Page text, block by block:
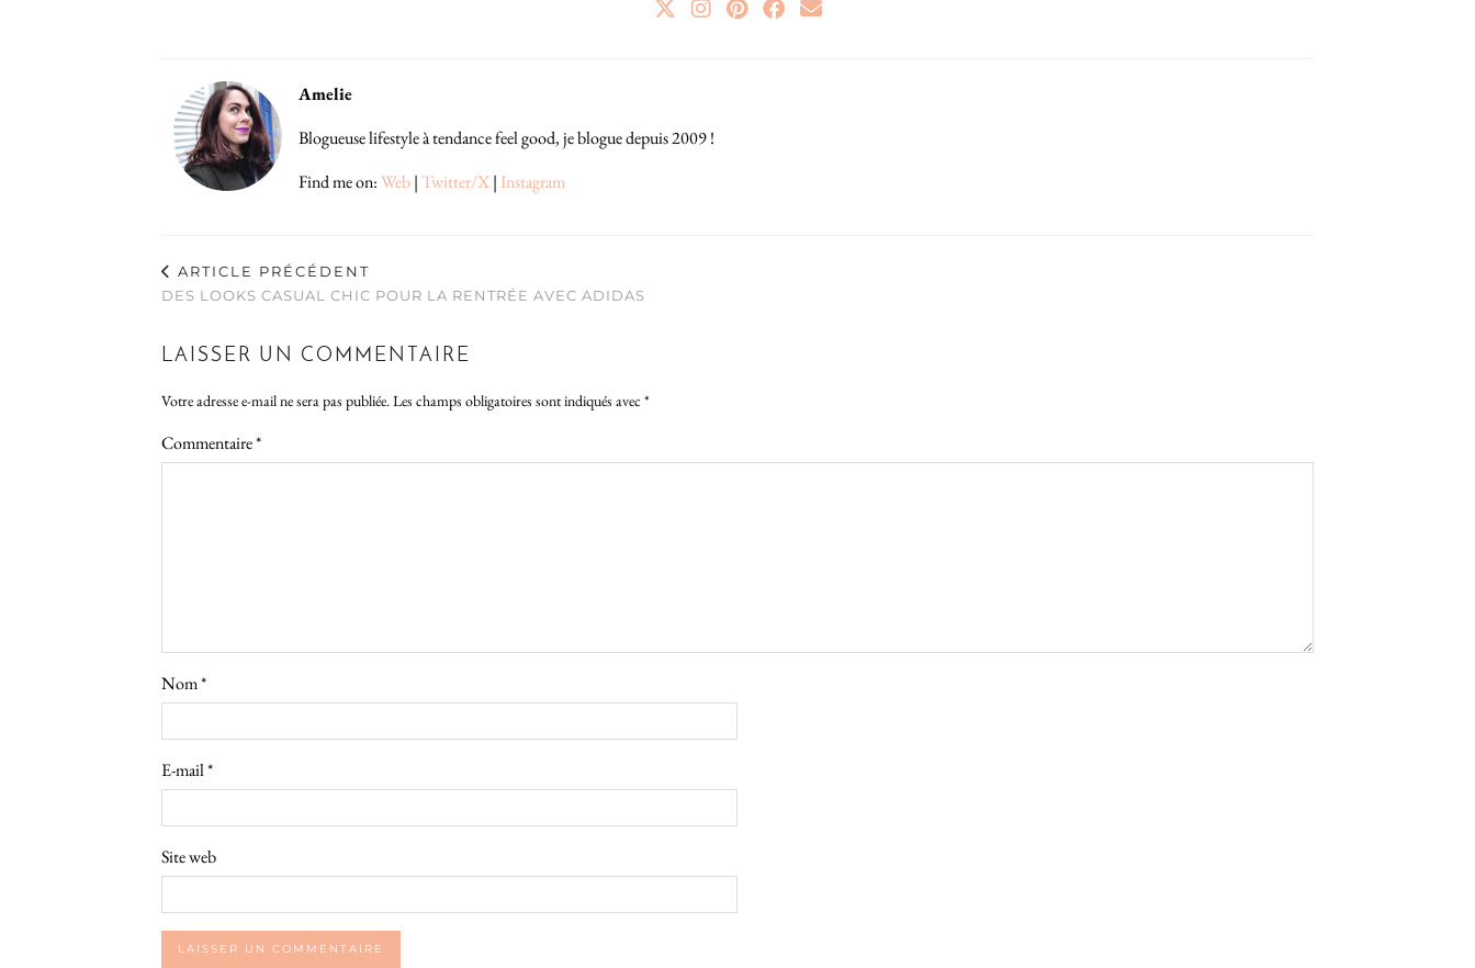
Amelie
Blogueuse lifestyle à tendance feel good, je blogue depuis 2009 !
Find me on:Web|Twitter/X| Instagram
ARTICLE PRÉCÉDENT
DES LOOKS CASUAL CHIC POUR LA RENTRÉE AVEC ADIDAS
LAISSER UN COMMENTAIRE
Votre adresse e-mail ne sera pas publiée.Les champs obligatoires sont indiqués avec *
Commentaire*
Nom*
E-mail*
Site web